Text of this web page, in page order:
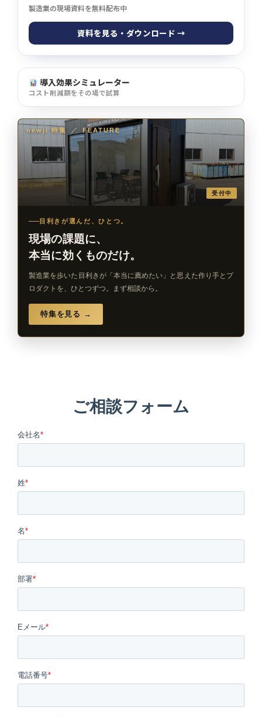
製造業の現場資料を無料配布中
資料を見る・ダウンロード →
導入効果シミュレーター
コスト削減額をその場で試算
newji 特集 ／ FEATURE
受付中
目利きが選んだ、ひとつ。
現場の課題に、
本当に効くものだけ。
製造業を歩いた目利きが「本当に薦めたい」と思えた作り手とプ
ロダクトを、ひとつずつ。まず相談から。
特集を見る →